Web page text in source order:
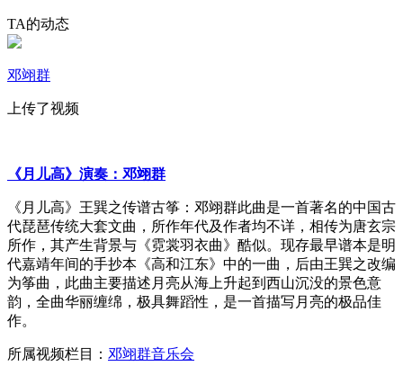
TA的动态
邓翊群
上传了视频
《月儿高》演奏：邓翊群
《月儿高》王巽之传谱古筝：邓翊群此曲是一首著名的中国古
代琵琶传统大套文曲，所作年代及作者均不详，相传为唐玄宗
所作，其产生背景与《霓裳羽衣曲》酷似。现存最早谱本是明
代嘉靖年间的手抄本《高和江东》中的一曲，后由王巽之改编
为筝曲，此曲主要描述月亮从海上升起到西山沉没的景色意
韵，全曲华丽缠绵，极具舞蹈性，是一首描写月亮的极品佳
作。
所属视频栏目： 邓翊群音乐会